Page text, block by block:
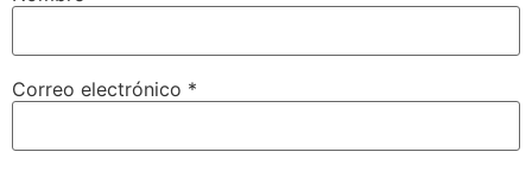
Correo electrónico *